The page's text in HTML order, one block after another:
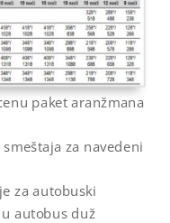
paket aranžmana
za navedeni
za autobuski
u autobus duž